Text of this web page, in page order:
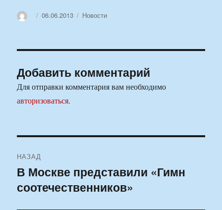
АвторОпубликовано
06.06.2013 Рубрики
Новости
Добавить комментарий
Для отправки комментария вам необходимо
авторизоваться.
по
записям
НАЗАД
Предыдущая
запись:
В Москве представили «Гимн
соотечественников»